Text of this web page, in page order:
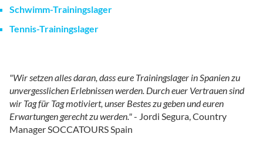
Schwimm-Trainingslager
Tennis-Trainingslager
"Wir setzen alles daran, dass eure Trainingslager in Spanien zu
unvergesslichen Erlebnissen werden. Durch euer Vertrauen sind
wir Tag für Tag motiviert, unser Bestes zu geben und euren
Erwartungen gerecht zu werden."- Jordi Segura, Country
Manager SOCCATOURS Spain